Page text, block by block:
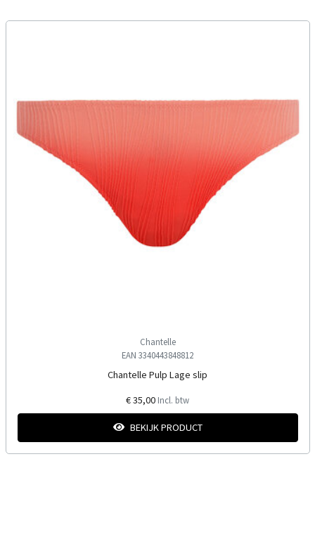
Chantelle
EAN 3340443848812
Chantelle Pulp Lage slip
€ 35,00 Incl. btw
BEKIJK PRODUCT